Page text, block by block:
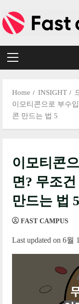
to
content
Primary
Home INSIGHT
이모티콘으로 부수
콘 만드는 법 5
이모티콘
면? 무조
만드는 법 5
FAST CAMPUS
Last updated on 6월